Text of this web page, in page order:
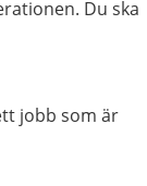
Du ska
jobb som är